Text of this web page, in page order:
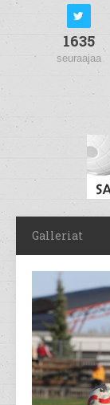
1635
seuraajaa
Galleriat